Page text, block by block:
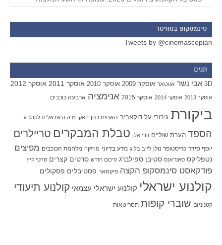
סינמסקופ בטוויטר
Tweets by @cinemascopian
תגים
3D אבי נשר אווטאר אוסקר 2009 אוסקר 2010 אוסקר 2011 אוסקר 2012
אוסקר 2013 אוסקר 2014 אוסקר 2015 אנימציה ארבעה כוכבים
ביקורת גיבורי על דוקאביב האחים כהן האקדמיה הישראלית לקולנוע
הספד הערת שוליים וודי אלן טבלת המבקרים טריילרים
יוסף סידר כריסטופר נולן לייב בלוג מדע בדיוני מוזיקה מלחמת הכוכבים מפיצים
נטפליקס סאנדאנס סטיבן ספילברג סיכום חודש סרטים קצרים סרטי קיץ
פודקאסט סינמסקופ הקצה פיקסאר פסטיבלים פסקולים
קולנוע ישראלי קולנוע ישראלי עצמאי קולנוע תיעודי
קטנוניזם שוברי קופות תסריטאות